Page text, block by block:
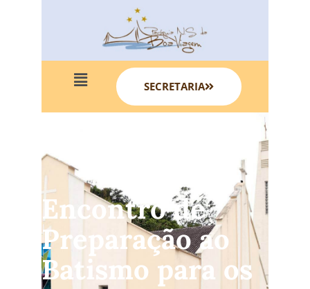
SECRETARIA
Encontro de
Preparação ao
Batismo para os